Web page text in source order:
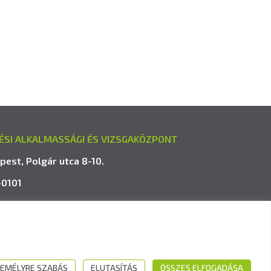
ALKALMASSÁGI ÉS VIZSGAKÖZPONT
Polgár utca 8-10.
SZABÁS ELUTASÍTÁS ÖSSZES ELFOGADÁSA